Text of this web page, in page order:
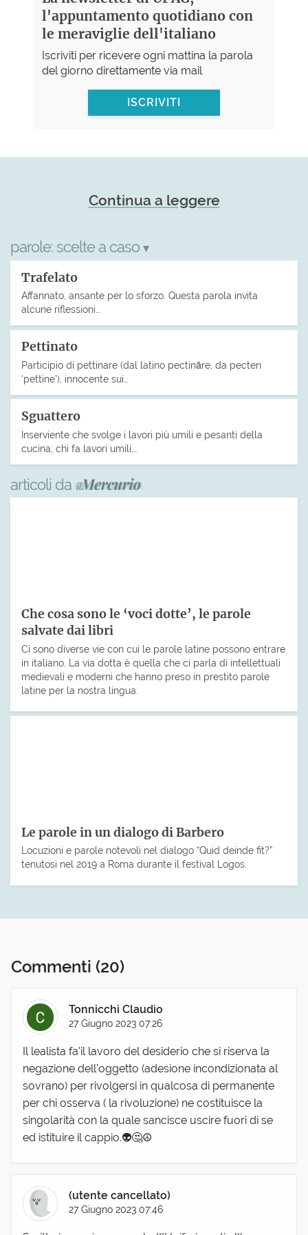
l'appuntamento quotidiano con
le meraviglie dell'italiano
Iscriviti per ricevere ogni mattina la parola
del giorno direttamente via mail
ISCRIVITI
Continua a leggere
parole: scelte a caso ▾
Trafelato
Affannato, ansante per lo sforzo. Questa parola invita
alcune riflessioni…
Pettinato
Participio di pettinare (dal latino pectināre, da pecten
‘pettine’), innocente sui…
Sguattero
Inserviente che svolge i lavori più umili e pesanti della
cucina; chi fa lavori umili,…
articoli da
Che cosa sono le ‘voci dotte’, le parole
salvate dai libri
Ci sono diverse vie con cui le parole latine possono entrare
in italiano. La via dotta è quella che ci parla di intellettuali
medievali e moderni che hanno preso in prestito parole
latine per la nostra lingua.
Le parole in un dialogo di Barbero
Locuzioni e parole notevoli nel dialogo “Quid deinde fit?”
tenutosi nel 2019 a Roma durante il festival Logos.
Commenti (20)
Tonnicchi Claudio
27 Giugno 2023 07:26
Il lealista fa'il lavoro del desiderio che si riserva la
negazione dell'oggetto (adesione incondizionata al
sovrano) per rivolgersi in qualcosa di permanente
per chi osserva ( la rivoluzione) ne costituisce la
singolarità con la quale sancisce uscire fuori di se
ed istituire il cappio.👽🤔☮️
(utente cancellato)
27 Giugno 2023 07:46